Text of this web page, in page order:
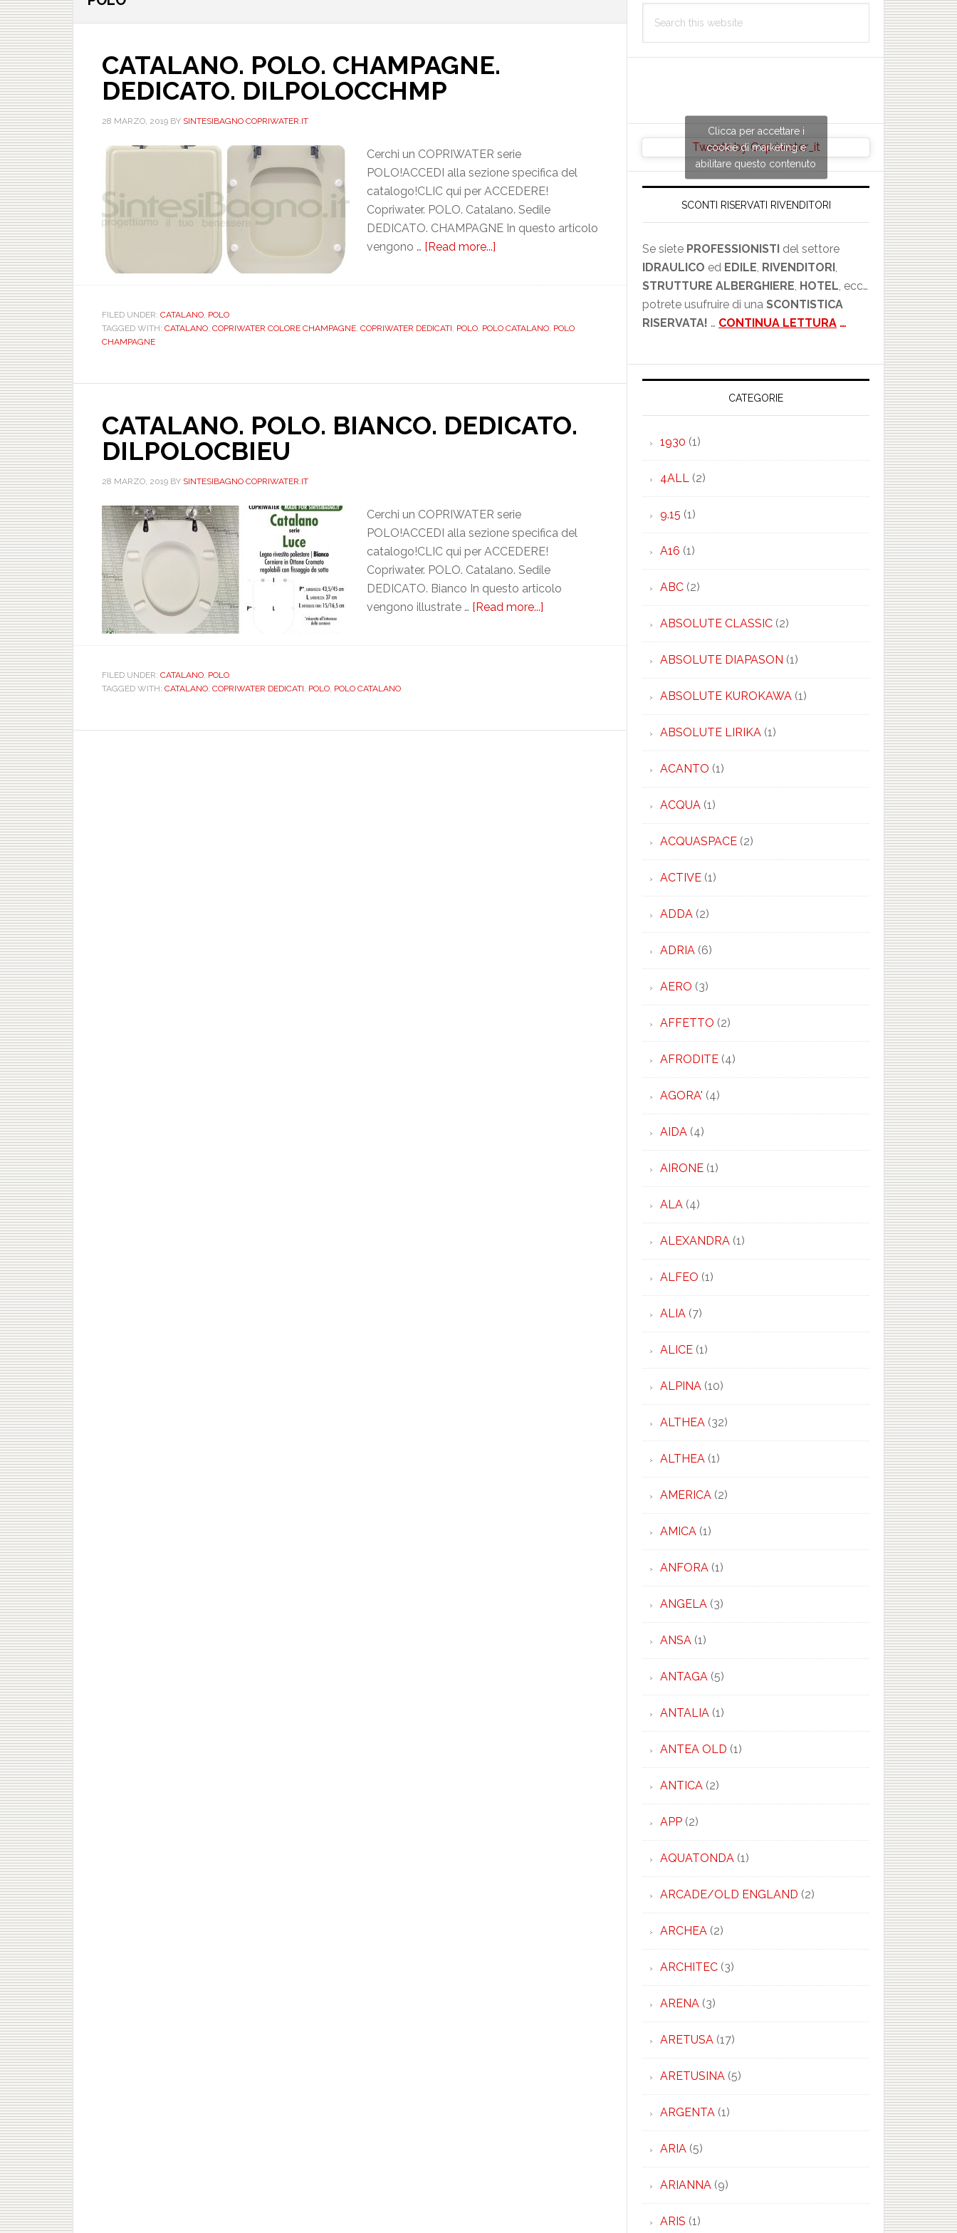
CATALANO. POLO. CHAMPAGNE.
DEDICATO. DILPOLOCCHMP
28 MARZO, 2019BYSINTESIBAGNO COPRIWATER.IT
Cerchi un COPRIWATER serie
POLO!ACCEDI alla sezione specifica del
catalogo!CLIC qui per ACCEDERE!
Copriwater. POLO. Catalano. Sedile
DEDICATO. CHAMPAGNE In questo articolo
vengono …[Read more...]about
POLO.
FILED UNDER:CATALANO,POLO
TAGGED WITH:CATALANO,COPRIWATER COLORE CHAMPAGNE,COPRIWATER DEDICATI,POLO,POLO CATALANO,POLO
CHAMPAGNE
CATALANO. POLO. BIANCO. DEDICATO.
DILPOLOCBIEU
28 MARZO, 2019BYSINTESIBAGNO COPRIWATER.IT
Cerchi un COPRIWATER serie
POLO!ACCEDI alla sezione specifica del
catalogo!CLIC qui per ACCEDERE!
Copriwater. POLO. Catalano. Sedile
DEDICATO. Bianco In questo articolo
vengono illustrate …[Read more...]about
POLO.
FILED UNDER:CATALANO,POLO
TAGGED WITH:CATALANO,COPRIWATER DEDICATI,POLO,POLO CATALANO
this
Tweets by Copriwater_it
Clicca per accettare i
cookie di marketing e
abilitare questo contenuto
SCONTI RISERVATI RIVENDITORI
Se sietePROFESSIONISTIdel settore
IDRAULICOedEDILE,RIVENDITORI,
STRUTTURE ALBERGHIERE,HOTEL, ecc…
potrete usufruire di unaSCONTISTICA
RISERVATA!…CONTINUA LETTURA…
CATEGORIE
1930(1)
4ALL(2)
9.15(1)
A16(1)
ABC(2)
ABSOLUTE CLASSIC(2)
ABSOLUTE DIAPASON(1)
ABSOLUTE KUROKAWA(1)
ABSOLUTE LIRIKA(1)
ACANTO(1)
ACQUA(1)
ACQUASPACE(2)
ACTIVE(1)
ADDA(2)
ADRIA(6)
AERO(3)
AFFETTO(2)
AFRODITE(4)
AGORA'(4)
AIDA(4)
AIRONE(1)
ALA(4)
ALEXANDRA(1)
ALFEO(1)
ALIA(7)
ALICE(1)
ALPINA(10)
ALTHEA(32)
ALTHEA(1)
AMERICA(2)
AMICA(1)
ANFORA(1)
ANGELA(3)
ANSA(1)
ANTAGA(5)
ANTALIA(1)
ANTEA OLD(1)
ANTICA(2)
APP(2)
AQUATONDA(1)
ARCADE/OLD ENGLAND(2)
ARCHEA(2)
ARCHITEC(3)
ARENA(3)
ARETUSA(17)
ARETUSINA(5)
ARGENTA(1)
ARIA(5)
ARIANNA(9)
ARIS(1)
×